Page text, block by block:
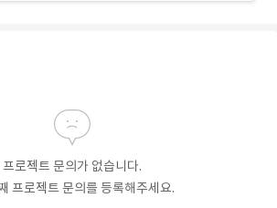
프로젝트 문의가 없습니다.
프로젝트 문의를 등록해주세요.